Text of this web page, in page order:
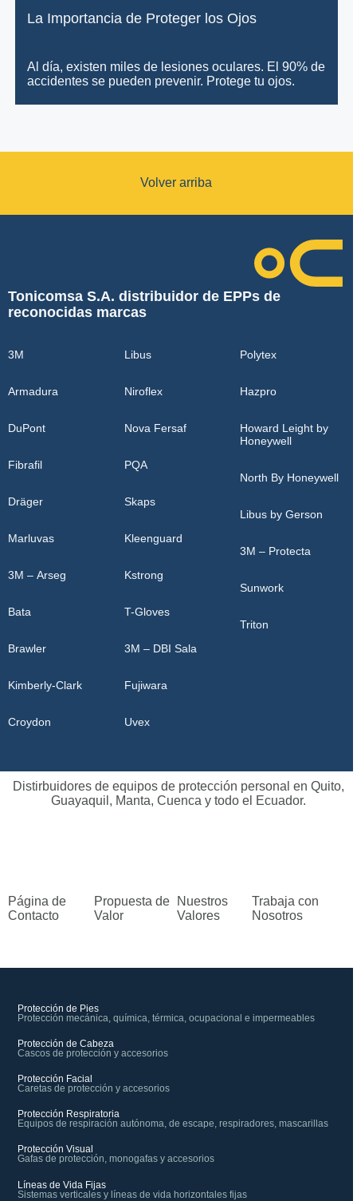
La Importancia de Proteger los Ojos
Al día, existen miles de lesiones oculares. El 90% de
accidentes se pueden prevenir. Protege tu ojos.
Volver arriba
Tonicomsa S.A. distribuidor de EPPs de
reconocidas marcas
3M
Armadura
DuPont
Fibrafil
Dräger
Marluvas
3M – Arseg
Bata
Brawler
Kimberly-Clark
Croydon
Libus
Niroflex
Nova Fersaf
PQA
Skaps
Kleenguard
Kstrong
T-Gloves
3M – DBI Sala
Fujiwara
Uvex
Polytex
Hazpro
Howard Leight by
Honeywell
North By Honeywell
Libus by Gerson
3M – Protecta
Sunwork
Triton
Distirbuidores de equipos de protección personal en Quito,
Guayaquil, Manta, Cuenca y todo el Ecuador.
Página de
Contacto
Propuesta de
Valor
Nuestros
Valores
Trabaja con
Nosotros
Protección de Pies
Protección mecánica, química, térmica, ocupacional e impermeables
Protección de Cabeza
Cascos de protección y accesorios
Protección Facial
Caretas de protección y accesorios
Protección Respiratoria
Equipos de respiración autónoma, de escape, respiradores, mascarillas
Protección Visual
Gafas de protección, monogafas y accesorios
Líneas de Vida Fijas
Sistemas verticales y líneas de vida horizontales fijas